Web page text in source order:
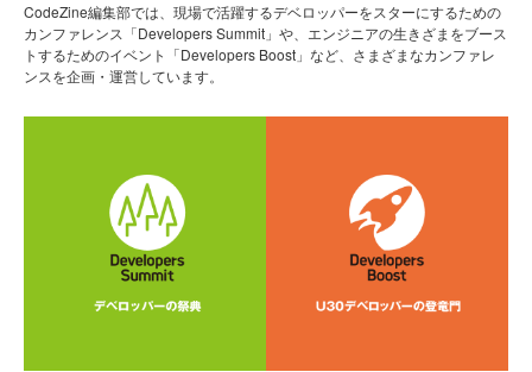
CodeZine編集部では、現場で活躍するデベロッパーをスターにするための
カンファレンス「Developers Summit」や、エンジニアの生きざまをブース
トするためのイベント「Developers Boost」など、さまざまなカンファレ
ンスを企画・運営しています。